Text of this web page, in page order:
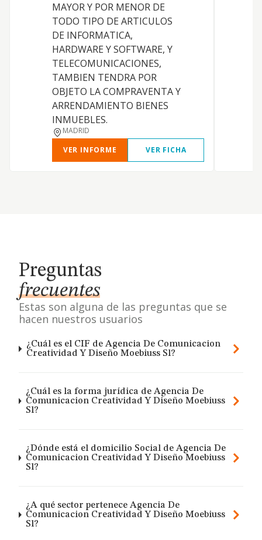
MAYOR Y POR MENOR DE
TODO TIPO DE ARTICULOS
DE INFORMATICA,
HARDWARE Y SOFTWARE, Y
TELECOMUNICACIONES,
TAMBIEN TENDRA POR
OBJETO LA COMPRAVENTA Y
ARRENDAMIENTO BIENES
INMUEBLES.
MADRID
VER INFORME
VER FICHA
Preguntas
frecuentes
Estas son alguna de las preguntas que se
hacen nuestros usuarios
¿Cuál es el CIF de Agencia De Comunicacion
Creatividad Y Diseño Moebiuss Sl?
¿Cuál es la forma jurídica de Agencia De
Comunicacion Creatividad Y Diseño Moebiuss
Sl?
¿Dónde está el domicilio Social de Agencia De
Comunicacion Creatividad Y Diseño Moebiuss
Sl?
¿A qué sector pertenece Agencia De
Comunicacion Creatividad Y Diseño Moebiuss
Sl?